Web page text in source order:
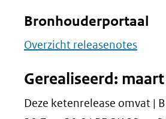
Bronhouderportaal
Overzicht releasenotes
Gerealiseerd:
Deze ketenrelease omvat |